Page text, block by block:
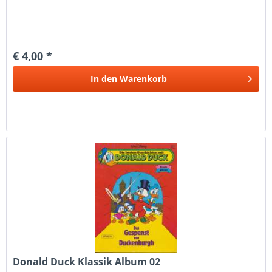
€ 4,00 *
In den Warenkorb
Donald Duck Klassik Album 02